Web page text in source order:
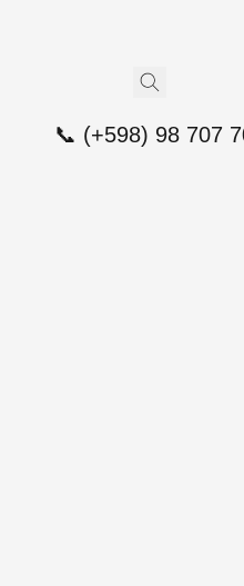
📞 (+598) 98 707